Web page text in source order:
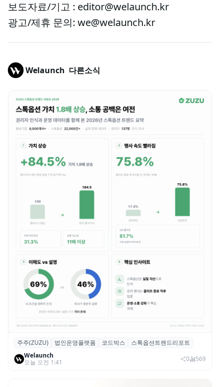
보도자료/기고 : editor@welaunch.kr
광고/제휴 문의: we@welaunch.kr
Welaunch 다른소식
스톡옵션 취소율 2년 만에 18.2%→31.3%…
권리 발생 즉시 행사 비중도 급증
주주(ZUZU) 법인운영플랫폼 코드박스
스톡옵션트렌드리포트
Welaunch
오늘 오전 1:41
0 569